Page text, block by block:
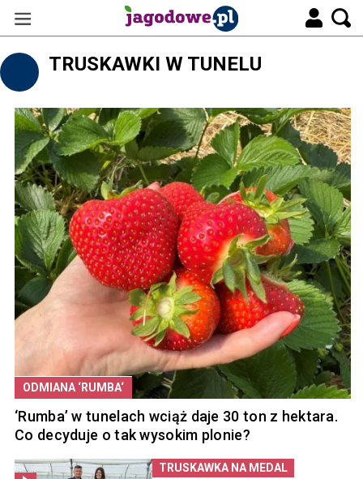
TRUSKAWKI W TUNELU
ODMIANA ‘RUMBA‘
‘Rumba’ w tunelach wciąż daje 30 ton z hektara.
Co decyduje o tak wysokim plonie?
TRUSKAWKA NA MEDAL